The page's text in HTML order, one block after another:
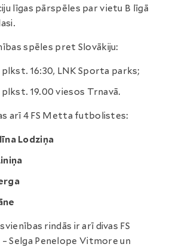
līgas pārspēles par vietu B līgā
spēles pret Slovākiju:
16:30, LNK Sporta parks;
19.00 viesos Trnavā.
arī 4 FS Metta futbolistes:
Lodziņa
rindās ir arī divas FS
Selga Penelope Vitmore un